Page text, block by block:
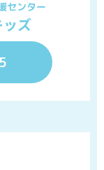
センター
ズ